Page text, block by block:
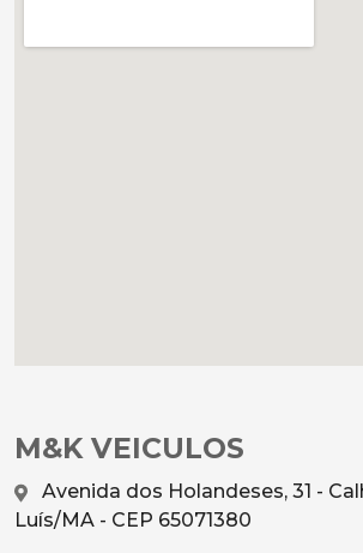
M&K VEICULOS
Avenida dos Holandeses, 31 -
Luís/MA - CEP 65071380